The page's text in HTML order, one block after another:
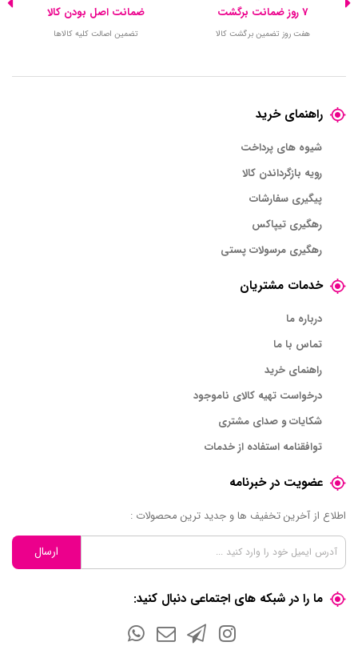
7 روز ضمانت برگشت
هفت روز تضمین برگشت کالا
ضمانت اصل بودن کالا
تضمین اصالت کلیه کالاها
راهنمای خرید
شیوه های پرداخت
رویه بازگرداندن کالا
پیگیری سفارشات
رهگیری تیپاکس
رهگیری مرسولات پستی
خدمات مشتریان
درباره ما
تماس با ما
راهنمای خرید
درخواست تهیه کالای ناموجود
شکایات و صدای مشتری
توافقنامه استفاده از خدمات
عضویت در خبرنامه
اطلاع از آخرین تخفیف ها و جدید ترین محصولات :
ارسال
ما را در شبکه های اجتماعی دنبال کنید: